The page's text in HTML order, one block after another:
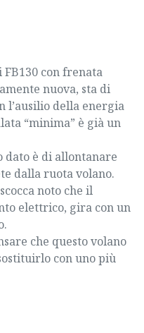
FB130 con frenata
nuova, sta di
l’ausilio della energia
“minima” è già un
dato è di allontanare
dalla ruota volano.
noto che il
elettrico, gira con un
che questo volano
con uno più